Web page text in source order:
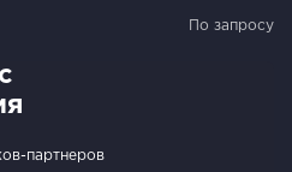
По запросу
партнеров